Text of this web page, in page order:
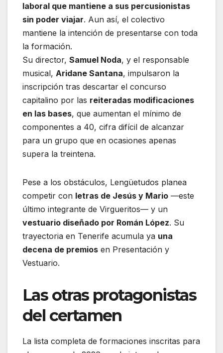
laboral que mantiene a sus percusionistas
sin poder viajar. Aun así, el colectivo
mantiene la intención de presentarse con toda
la formación.
Su director, Samuel Noda, y el responsable
musical, Aridane Santana, impulsaron la
inscripción tras descartar el concurso
capitalino por las reiteradas modificaciones
en las bases, que aumentan el mínimo de
componentes a 40, cifra difícil de alcanzar
para un grupo que en ocasiones apenas
supera la treintena.
Pese a los obstáculos, Lengüetudos planea
competir con letras de Jesús y Mario —este
último integrante de Virgueritos— y un
vestuario diseñado por Román López. Su
trayectoria en Tenerife acumula ya una
decena de premios en Presentación y
Vestuario.
Las otras protagonistas
del certamen
La lista completa de formaciones inscritas para